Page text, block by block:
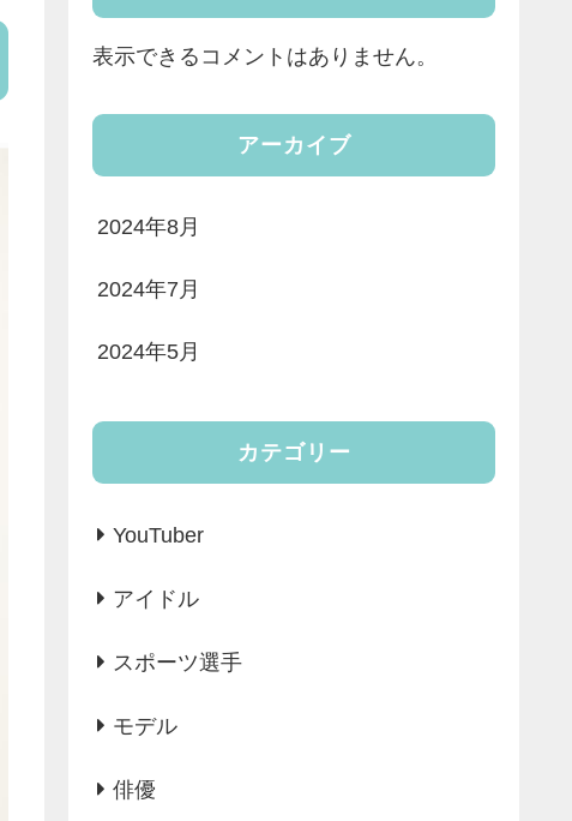
表示できるコメントはありません。
アーカイブ
2024年8月
2024年7月
2024年5月
カテゴリー
YouTuber
アイドル
スポーツ選手
モデル
俳優